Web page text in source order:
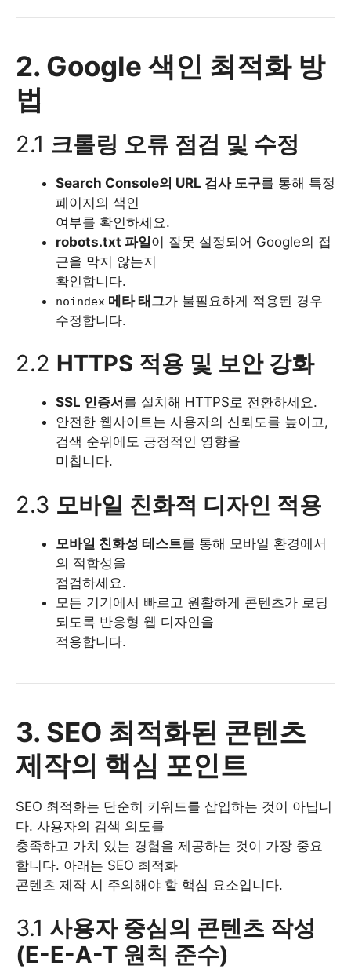
2. Google 색인 최적화 방
법
2.1 크롤링 오류 점검 및 수정
Search Console의 URL 검사 도구를 통해 특정
페이지의 색인
여부를 확인하세요.
robots.txt 파일이 잘못 설정되어 Google의 접
근을 막지 않는지
확인합니다.
noindex 메타 태그가 불필요하게 적용된 경우
수정합니다.
2.2 HTTPS 적용 및 보안 강화
SSL 인증서 를 설치해 HTTPS로 전환하세요.
안전한 웹사이트는 사용자의 신뢰도를 높이고,
검색 순위에도 긍정적인 영향을
미칩니다.
2.3 모바일 친화적 디자인 적용
모바일 친화성 테스트를 통해 모바일 환경에서
의 적합성을
점검하세요.
모든 기기에서 빠르고 원활하게 콘텐츠가 로딩
되도록 반응형 웹 디자인을
적용합니다.
3. SEO 최적화된 콘텐츠
제작의 핵심 포인트
SEO 최적화는 단순히 키워드를 삽입하는 것이 아닙니
다. 사용자의 검색 의도를
충족하고 가치 있는 경험을 제공하는 것이 가장 중요
합니다. 아래는 SEO 최적화
콘텐츠 제작 시 주의해야 할 핵심 요소입니다.
3.1 사용자 중심의 콘텐츠 작성
(E-E-A-T 원칙 준수)